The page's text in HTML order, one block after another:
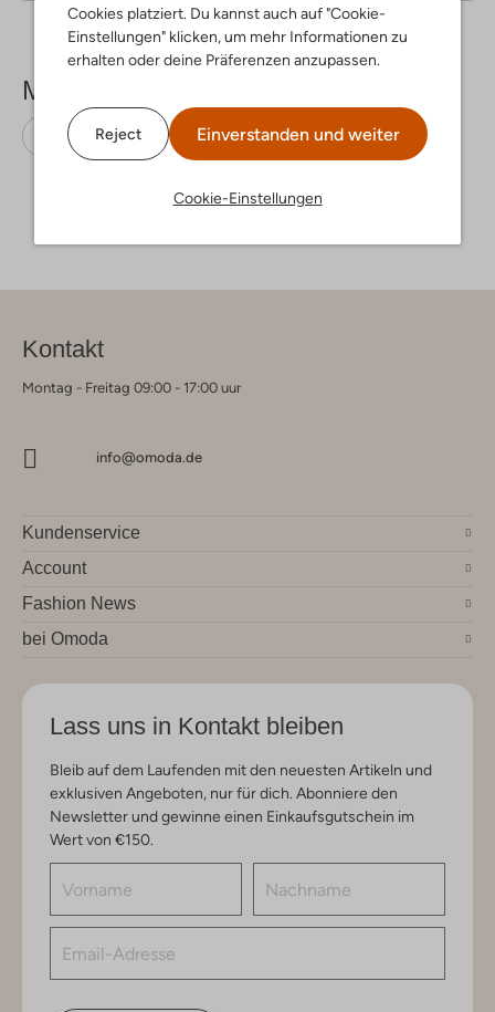
Cookies platziert. Du kannst auch auf "Cookie-
Einstellungen" klicken, um mehr Informationen zu
erhalten oder deine Präferenzen anzupassen.
Reject Einverstanden und weiter
Cookie-Einstellungen
Mehr sehen
Pantoletten Clay Leder-Optik
Kontakt
Montag - Freitag 09:00 - 17:00 uur
info@omoda.de
Kundenservice
Account
Fashion News
bei Omoda
Lass uns in Kontakt bleiben
Bleib auf dem Laufenden mit den neuesten Artikeln und
exklusiven Angeboten, nur für dich. Abonniere den
Newsletter und gewinne einen Einkaufsgutschein im
Wert von €150.